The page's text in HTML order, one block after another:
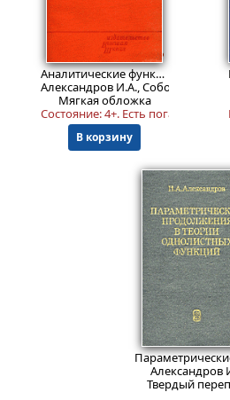
Пред.заказ! 999₽
Аналитические функции комплексного переменного
Александров И.А., Соболев В.В.
Мягкая обложка
Cocтояние: 4+. Есть погашенная
В корзину
Пред.заказ!
Александров
Твердый